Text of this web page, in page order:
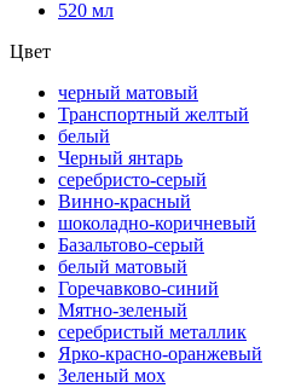
520 мл
Цвет
черный матовый
Транспортный желтый
белый
Черный янтарь
серебристо-серый
Винно-красный
шоколадно-коричневый
Базальтово-серый
белый матовый
Горечавково-синий
Мятно-зеленый
серебристый металлик
Ярко-красно-оранжевый
Зеленый мох